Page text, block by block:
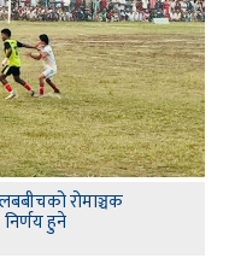
रोमाञ्चक
हुने